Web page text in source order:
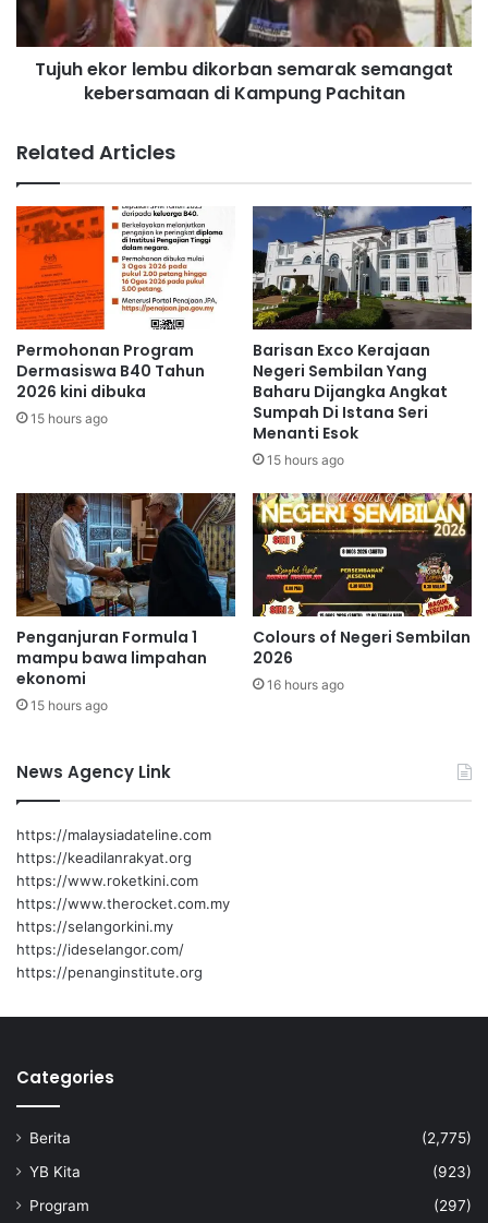
k
a
n
T
i
g
g
s
e
m
P
e
s
t
a
B
u
k
u
t
a
a
b
a
n
g
s
a
0
r
u
d
i
k
o
b
a
n
s
e
m
k
s
e
m
a
n
g
a
t
k
e
r
p
g
P
c
Tujuh ekor lembu dikorban semarak semangat
kebersamaan di Kampung Pachitan
Related Articles
Permohonan Program
Dermasiswa B40 Tahun
2026 kini dibuka
15 hours ago
Barisan Exco Kerajaan
Negeri Sembilan Yang
Baharu Dijangka Angkat
Sumpah Di Istana Seri
Menanti Esok
15 hours ago
Penganjuran Formula 1
mampu bawa limpahan
ekonomi
15 hours ago
Colours of Negeri Sembilan
2026
16 hours ago
News Agency Link
https://malaysiadateline.com
https://keadilanrakyat.org
https://www.roketkini.com
https://www.therocket.com.my
https://selangorkini.my
https://ideselangor.com/
https://penanginstitute.org
Categories
Berita
(2,775)
YB Kita
(923)
Program
(297)